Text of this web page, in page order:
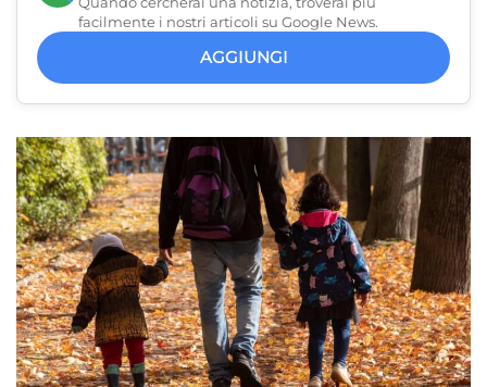
facilmente i nostri articoli su Google News.
AGGIUNGI